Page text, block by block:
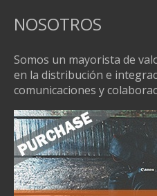
NOSOTROS
Somos un mayorista de
en la distribución e
comunicaciones y